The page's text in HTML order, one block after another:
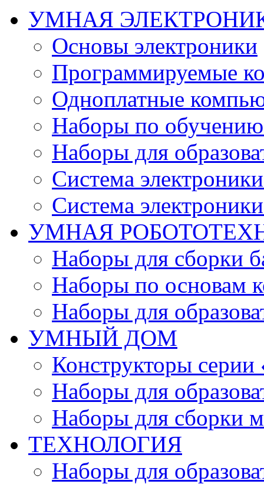
УМНАЯ
Основы электроники
Программируемые
Одноплатные
Наборы по
Наборы для
Система
Система
УМНАЯ
Наборы для сборки
Наборы по основам
Наборы для
УМНЫЙ ДОМ
Конструкторы
Наборы для
Наборы для сборки
ТЕХНОЛОГИЯ
Наборы для